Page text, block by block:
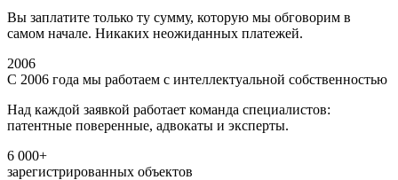
Вы заплатите только ту сумму, которую мы обговорим в
самом начале. Никаких неожиданных платежей.
2006
С 2006 года мы работаем с интеллектуальной собственностью
Над каждой заявкой работает команда специалистов:
патентные поверенные, адвокаты и эксперты.
6 000+
зарегистрированных объектов